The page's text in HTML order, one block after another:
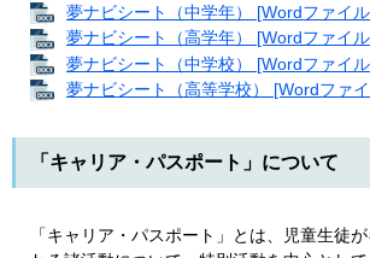
夢ナビシート（中学年） [Wordファイ
夢ナビシート（高学年） [Wordファイ
夢ナビシート（中学校） [Wordファイ
夢ナビシート（高等学校） [Wordファ
「キャリア・パスポート」について
「キャリア・パスポート」とは、児童生徒